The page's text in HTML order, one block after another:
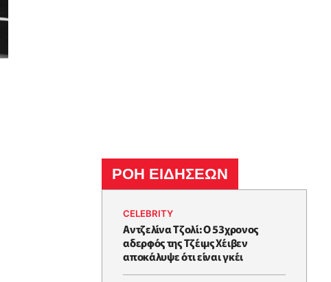
ΡΟΗ ΕΙΔΗΣΕΩΝ
CELEBRITY
Αντζελίνα Τζολί: Ο 53χρονος
αδερφός της Τζέιμς Χέιβεν
αποκάλυψε ότι είναι γκέι